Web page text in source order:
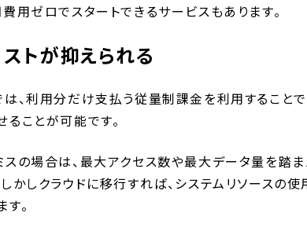
費用ゼロでスタートできるサービスもあります。
トが抑えられる
は、利用分だけ支払う従量制課金を利用すること
ることが可能です。
スの場合は、最大アクセス数や最大データ量を踏
しかしクラウドに移行すれば、システムリソース
。